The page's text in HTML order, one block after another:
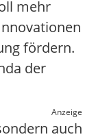
mehr
fördern.
der
Anzeige
auch